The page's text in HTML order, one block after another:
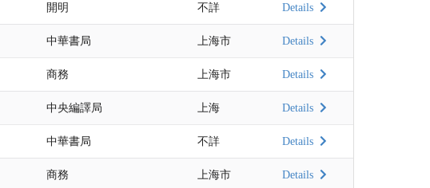
開明 不詳 Details
中華書局 上海市 Details
商務 上海市 Details
中央編譯局 上海 Details
中華書局 不詳 Details
商務 上海市 Details